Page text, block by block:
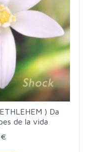
) Da
de la vida
€